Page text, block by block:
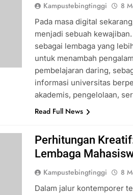
Kampustebingtinggi 8
Pada masa digital
menjadi sebuah
sebagai lembaga yang
untuk menambah
pembelajaran daring,
informasi universitas
akademis, pengelolaan,
Read Full News
Perhitungan
Lembaga
Kampustebingtinggi 8
Dalam jalur kontemporer